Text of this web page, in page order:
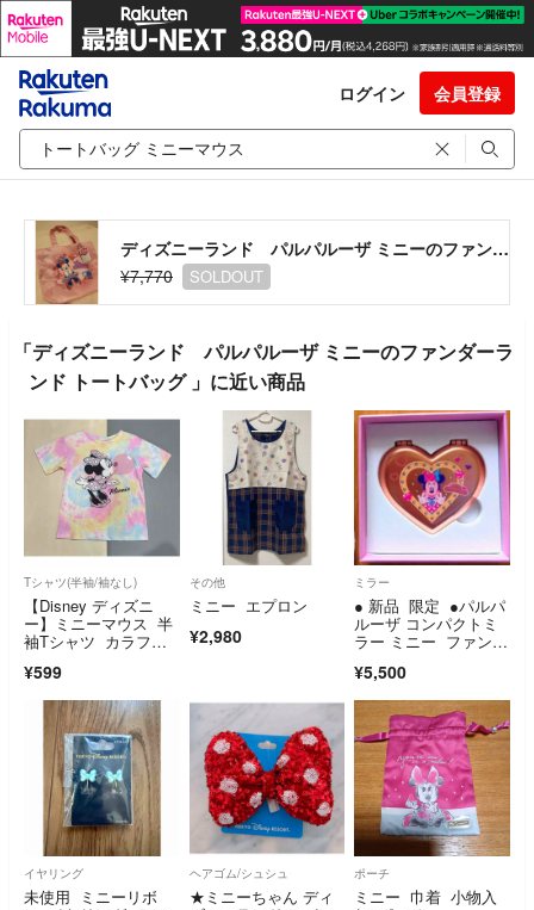
ログイン 会員登録
ディズニーランド パルパルーザ ミニーのファンダーランド トートバッグ
¥7,770
SOLDOUT
「ディズニーランド パルパルーザ ミニーのファンダーラ
ンド トートバッグ 」に近い商品
Tシャツ(半袖/袖なし)
【Disney ディズニ
ー】ミニーマウス 半
袖Tシャツ カラフ
¥599
その他
ミニー エプロン
¥2,980
ミラー
● 新品 限定 ●パルパ
ルーザ コンパクトミ
ラー ミニー ファンダ
ー ディズニーラン
ド ガラスの靴 ミラ
ー
¥5,500
イヤリング
未使用 ミニーリボ
ヘアゴム/シュシュ
★ミニーちゃん ディ
ポーチ
ミニー 巾着 小物入